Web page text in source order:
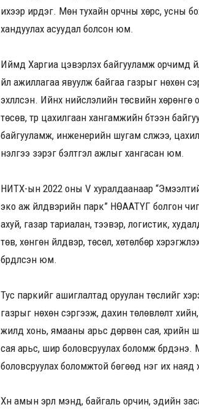
ихээр ирдэг. Мөн тухайн орчны хөрс, усны
хандуулах асуудал болсон юм.
Иймд Харгиа цэвэрлэх байгууламж орчимд
үйл ажиллагаа явуулж байгаа газрыг нөхөн
эхлүүлсэн. Ийнхүү нийслэлийн төсвийн
төсөв, түр цахилгаан хангамжийн бүтээн
байгууламж, инженерийн шугам сүлжээ,
үнэлгээ зэрэг бэлтгэл ажлыг хангасан юм.
НИТХ-ын 2022 оны V хуралдаанаар
эко аж үйлдвэрийн парк” НӨААТҮГ болгон
ахуй, газар тариалан, тээвэр, логистик,
төв, хөнгөн үйлдвэр, төсөл, хөтөлбөр
бүрдүүлсэн юм.
Тус паркийг ашиглалтад оруулан төслийг
газрыг нөхөн сэргээж, дахин төлөвлөлт хийн,
жилд хонь, ямааны арьс дөрвөн сая, үхрийн
сая арьс, шир боловсруулах боломж
боловсруулах боломжтой бөгөөд нэг их наяд
Хүн амын эрүүл мэнд, байгаль орчин, эдийн